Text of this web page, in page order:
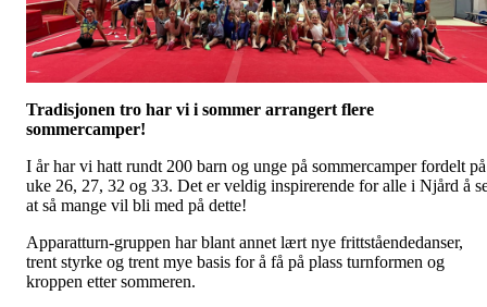
Tradisjonen tro har vi i sommer arrangert flere
sommercamper!
I år har vi hatt rundt 200 barn og unge på sommercamper fordelt på
uke 26, 27, 32 og 33. Det er veldig inspirerende for alle i Njård å
at så mange vil bli med på dette!
Apparatturn-gruppen har blant annet lært nye frittståendedanser,
trent styrke og trent mye basis for å få på plass turnformen og
kroppen etter sommeren.